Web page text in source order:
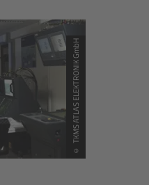
© TKMS ATLAS ELEKTRONIK GmbH